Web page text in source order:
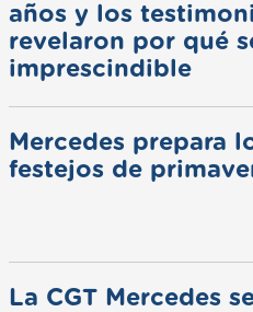
años y los
revelaron por qué
imprescindible
Mercedes prepara
festejos de
La CGT Mercedes